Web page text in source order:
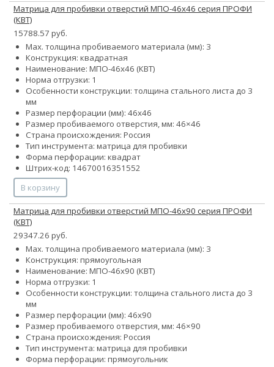
Матрица для пробивки отверстий МПО-46х46 серия ПРОФИ
(КВТ)
15788.57 руб.
Max. толщина пробиваемого материала (мм): 3
Конструкция: квадратная
Наименование: МПО-46х46 (КВТ)
Норма отгрузки: 1
Особенности конструкции: толщина стального листа до 3
мм
Размер перфорации (мм): 46х46
Размер пробиваемого отверстия, мм: 46×46
Страна происхождения: Россия
Тип инструмента: матрица для пробивки
Форма перфорации: квадрат
Штрих-код: 14670016351552
В корзину
Матрица для пробивки отверстий МПО-46х90 серия ПРОФИ
(КВТ)
29347.26 руб.
Max. толщина пробиваемого материала (мм): 3
Конструкция: прямоугольная
Наименование: МПО-46х90 (КВТ)
Норма отгрузки: 1
Особенности конструкции: толщина стального листа до 3
мм
Размер перфорации (мм): 46х90
Размер пробиваемого отверстия, мм: 46×90
Страна происхождения: Россия
Тип инструмента: матрица для пробивки
Форма перфорации: прямоугольник